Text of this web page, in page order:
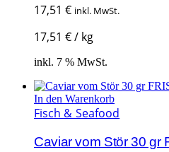
17,51 € inkl. MwSt.
17,51 €/ kg
inkl. 7 % MwSt.
In den Warenkorb
Fisch & Seafood
Caviar vom Stör 30 gr